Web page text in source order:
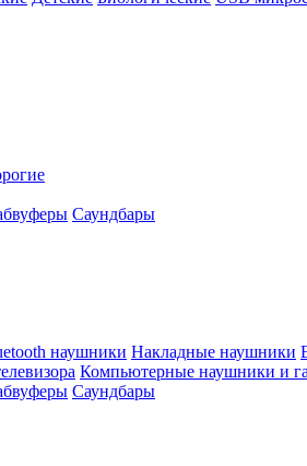
Саундбары
наушники Накладные наушники
Компьютерные наушники и
Саундбары